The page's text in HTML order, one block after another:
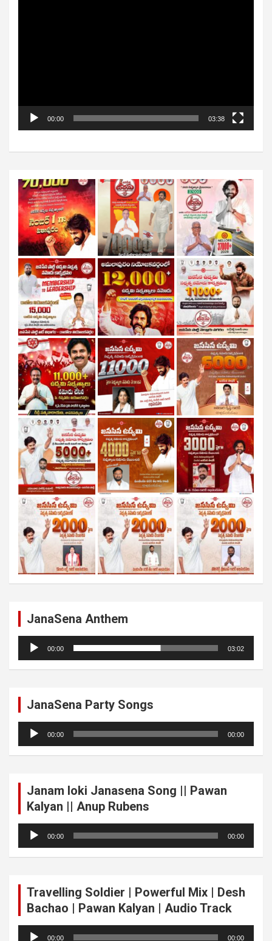
00:00 03:38
JanaSena Anthem
Audio
Player
00:00 03:02
JanaSena Party Songs
Audio
Player
00:00 00:00
Janam loki Janasena Song || Pawan
Kalyan || Anup Rubens
Audio
Player
00:00 00:00
Travelling Soldier | Powerful Mix | Desh
Bachao | Pawan Kalyan | Audio Track
Audio
00:00 00:00